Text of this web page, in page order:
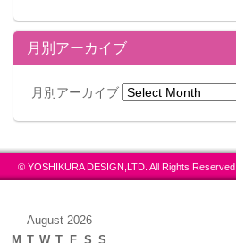
月別アーカイブ
月別アーカイブ
© YOSHIKURA DESIGN,LTD. All Rights Reserved.
August 2026
M T W T F S S